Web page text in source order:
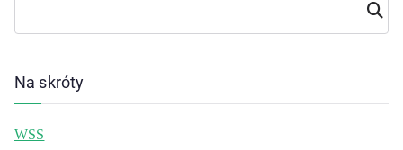
Szuka
j
Na skróty
WSS